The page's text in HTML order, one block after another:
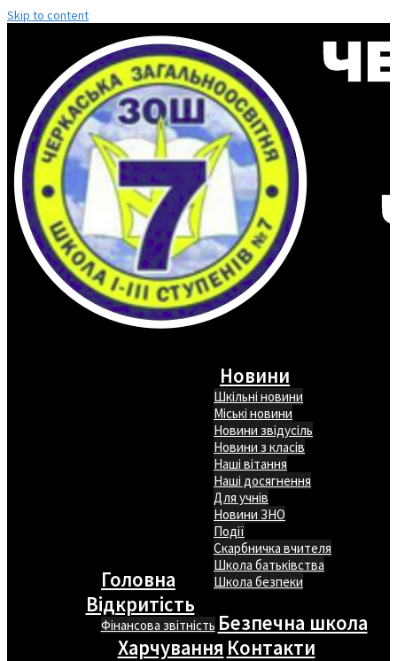
Skip to content
Головна
Новини
Шкільні новини
Міські новини
Новини звідусіль
Новини з класів
Наші вітання
Наші досягнення
Для учнів
Новини ЗНО
Події
Скарбничка вчителя
Школа батьківства
Школа безпеки
Відкритість
Фінансова звітність Безпечна школа
Харчування Контакти